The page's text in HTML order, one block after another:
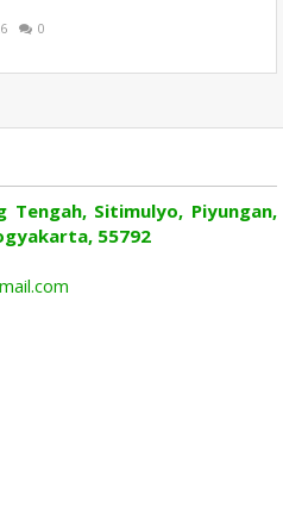
0
Tengah, Sitimulyo, Piyungan,
55792